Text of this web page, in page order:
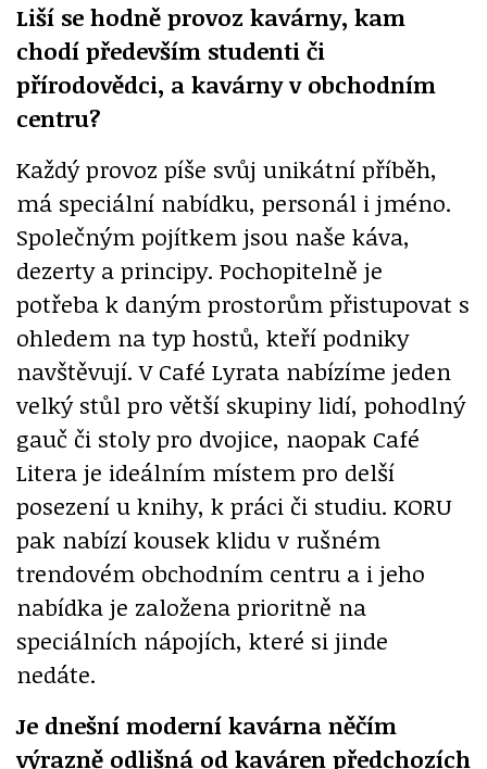
Liší se hodně provoz kavárny, kam
chodí především studenti či
přírodovědci, a kavárny v obchodním
centru?
Každý provoz píše svůj unikátní příběh,
má speciální nabídku, personál i jméno.
Společným pojítkem jsou naše káva,
dezerty a principy. Pochopitelně je
potřeba k daným prostorům přistupovat s
ohledem na typ hostů, kteří podniky
navštěvují. V Café Lyrata nabízíme jeden
velký stůl pro větší skupiny lidí, pohodlný
gauč či stoly pro dvojice, naopak Café
Litera je ideálním místem pro delší
posezení u knihy, k práci či studiu. KORU
pak nabízí kousek klidu v rušném
trendovém obchodním centru a i jeho
nabídka je založena prioritně na
speciálních nápojích, které si jinde
nedáte.
Je dnešní moderní kavárna něčím
výrazně odlišná od kaváren předchozích